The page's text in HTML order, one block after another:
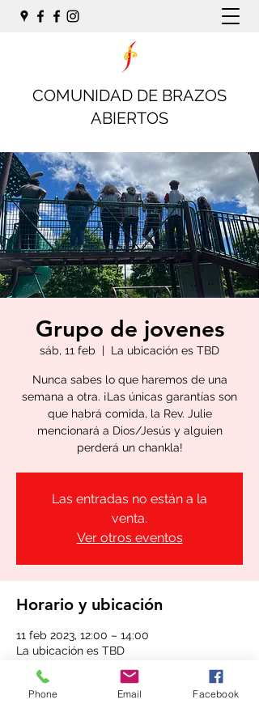
COMUNIDAD DE BRAZOS
ABIERTOS
Grupo de jovenes
sáb, 11 feb
  |
La ubicación es TBD
Nunca sabes lo que haremos de una
semana a otra. ¡Las únicas garantías son
que habrá comida, la Rev. Julie
mencionará a Dios/Jesús y alguien
perderá un chankla!
Las entradas no están a la
venta.
Ver otros eventos
Horario y ubicación
11 feb 2023, 12:00 – 14:00
La ubicación es TBD
Compartir este evento
Phone Email Facebook